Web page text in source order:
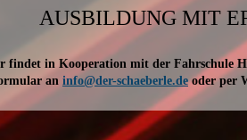
AUSBILDUNG MIT
findet in Kooperation mit der Fahrschule
an info@der-schaeberle.deoder per